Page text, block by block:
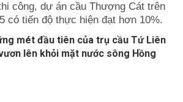
công, dự án cầu Thượng Cát trên
có tiến độ thực hiện đạt hơn 10%.
mét đầu tiên của trụ cầu Tứ Liên
lên khỏi mặt nước sông Hồng